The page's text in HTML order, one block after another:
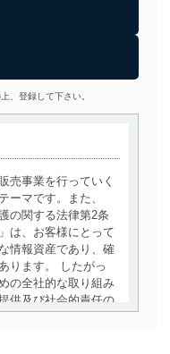
、登録して下さい。
売事業を行っていく
ーマです。また、
の関する法律第2条
は、お客様にとって
情報資産であり、確
ります。 したがっ
の全社的な取り組み
供及び社会的責任の